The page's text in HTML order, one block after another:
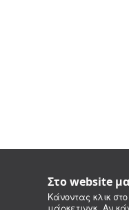
Στο website
Κάνοντας κλικ